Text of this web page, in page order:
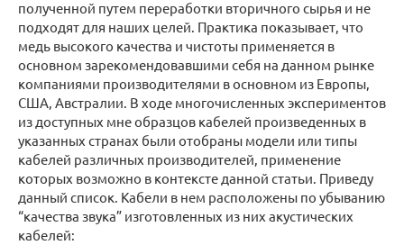
полученной путем переработки вторичного сырья и не
подходят для наших целей. Практика показывает, что
медь высокого качества и чистоты применяется в
основном зарекомендовавшими себя на данном рынке
компаниями производителями в основном из Европы,
США, Австралии. В ходе многочисленных экспериментов
из доступных мне образцов кабелей произведенных в
указанных странах были отобраны модели или типы
кабелей различных производителей, применение
которых возможно в контексте данной статьи. Приведу
данный список. Кабели в нем расположены по убыванию
“качества звука” изготовленных из них акустических
кабелей: